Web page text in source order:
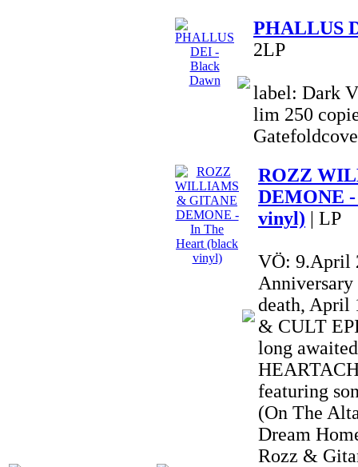
PHALLUS
2LP
label: Dark
lim 250
ROZZ
DEMONE
vinyl) | LP
VÖ: 9.April
death, April
& CULT
long
featuring
(On The
Dream
Rozz &